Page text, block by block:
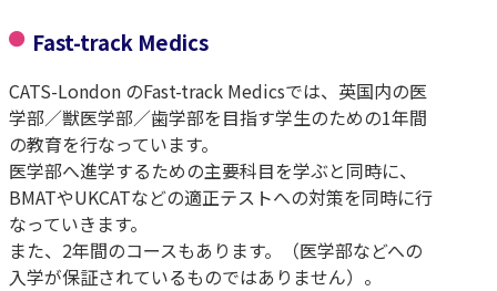
Fast-track Medics
CATS-London のFast-track Medicsでは、英国内の医
学部／獣医学部／歯学部を目指す学生のための1年間
の教育を行なっています。
医学部へ進学するための主要科目を学ぶと同時に、
BMATやUKCATなどの適正テストへの対策を同時に行
なっていきます。
また、2年間のコースもあります。（医学部などへの
入学が保証されているものではありません）。